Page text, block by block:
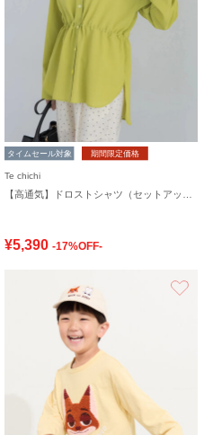
タイムセール対象 期間限定価格
Te chichi
¥5,390 -17%OFF-